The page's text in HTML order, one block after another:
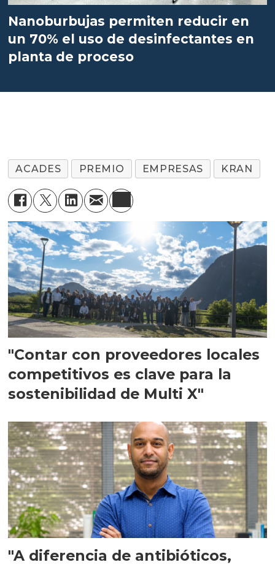
Nanoburbujas permiten reducir en
un 70% el uso de desinfectantes en
planta de proceso
ACADES PREMIO EMPRESAS KRAN
"Contar con proveedores locales
competitivos es clave para la
sostenibilidad de Multi X"
"A diferencia de antibióticos,